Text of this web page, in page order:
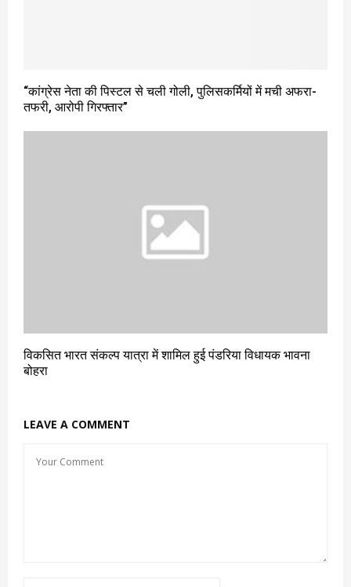
“कांग्रेस नेता की पिस्टल से चली गोली, पुलिसकर्मियों में मची अफरा-
तफरी, आरोपी गिरफ्तार”
विकसित भारत संकल्प यात्रा में शामिल हुई पंडरिया विधायक भावना
बोहरा
LEAVE A COMMENT